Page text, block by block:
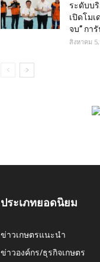
ระดับบ
เปิดโมเ
จบ” กา
สิงหาคม
ประเภทยอดนิยม
ข่าวเกษตรแนะนำ
ข่าวองค์กร/ธุรกิจเกษตร